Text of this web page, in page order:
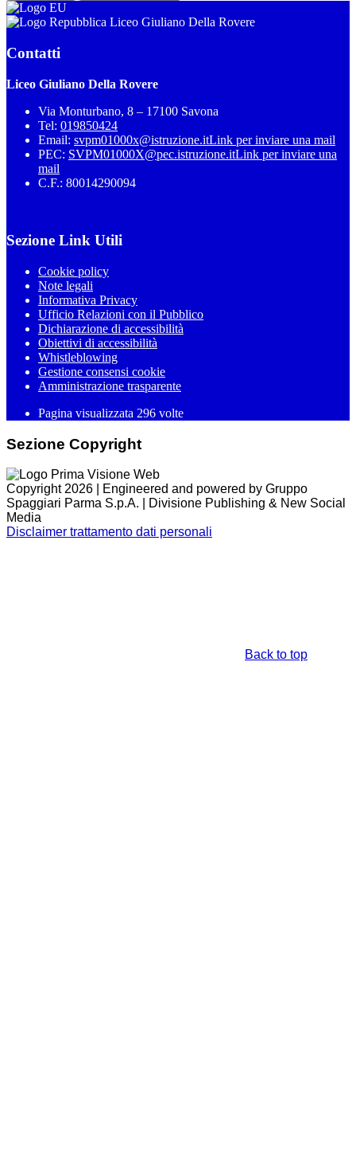
Liceo Giuliano Della Rovere
Contatti
Liceo Giuliano Della Rovere
Via Monturbano, 8 – 17100 Savona
Tel: 019850424
Email: svpm01000x@istruzione.itLink per inviare una mail
PEC: SVPM01000X@pec.istruzione.itLink per inviare una
mail
C.F.: 80014290094
Sezione Link Utili
Cookie policy
Note legali
Informativa Privacy
Ufficio Relazioni con il Pubblico
Dichiarazione di accessibilità
Obiettivi di accessibilità
Whistleblowing
Gestione consensi cookie
Amministrazione trasparente
Pagina visualizzata 296 volte
Sezione Copyright
Copyright 2026 | Engineered and powered by Gruppo
Spaggiari Parma S.p.A. | Divisione Publishing & New Social
Media
Disclaimer trattamento dati personali
Back to top